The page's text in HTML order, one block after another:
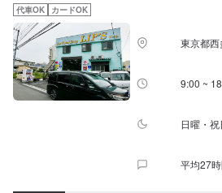
代車OK カードOK
東京都
9:00 ~
日曜・祝
平均27